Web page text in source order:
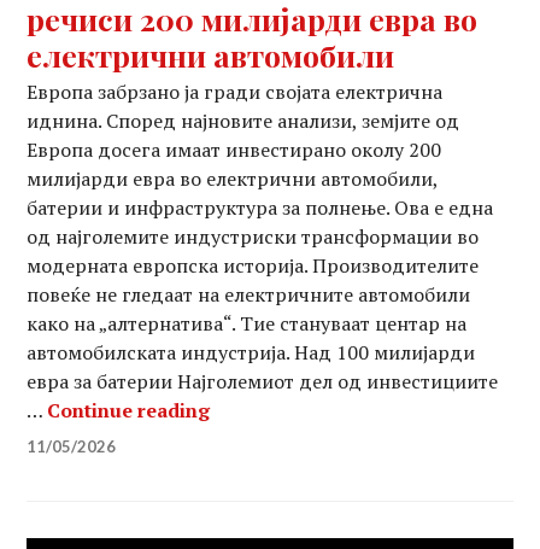
речиси 200 милијарди евра во
електрични автомобили
Европа забрзано ја гради својата електрична
иднина. Според најновите анализи, земјите од
Европа досега имаат инвестирано околу 200
милијарди евра во електрични автомобили,
батерии и инфраструктура за полнење. Ова е една
од најголемите индустриски трансформации во
модерната европска историја. Производителите
повеќе не гледаат на електричните автомобили
како на „алтернатива“. Тие стануваат центар на
автомобилската индустрија. Над 100 милијарди
евра за батерии Најголемиот дел од инвестициите
… Continue readingЕвропа досега инвестирала
11/05/2026